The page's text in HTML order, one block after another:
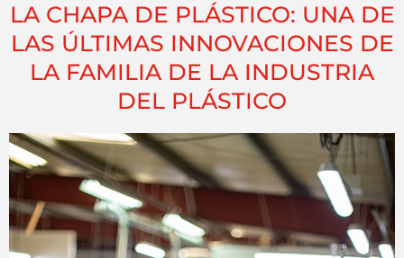
LA CHAPA DE PLÁSTICO: UNA DE
LAS ÚLTIMAS INNOVACIONES DE
LA FAMILIA DE LA INDUSTRIA
DEL PLÁSTICO